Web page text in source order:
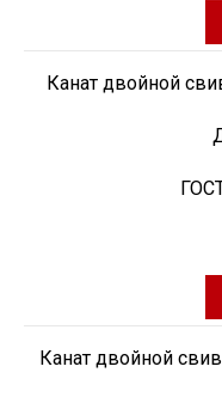
Канат двойной
Канат двойной